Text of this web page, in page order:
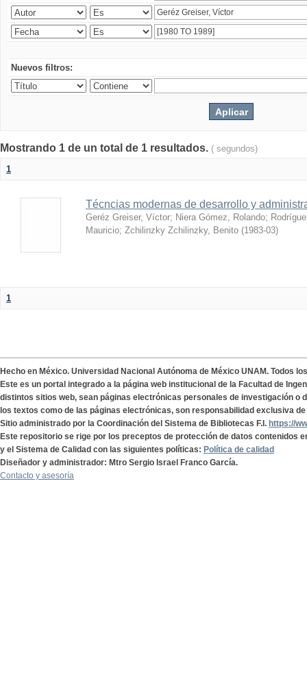
Nuevos filtros:
Mostrando 1 de un total de 1 resultados. ( segundos)
1
Técncias modernas de desarrollo y
Geréz Greiser, Víctor; Niera Gómez, Rolando;
Mauricio; Zchilinzky Zchilinzky, Benito (1983-03)
1
Hecho en México. Universidad Nacional Autónoma de México UNAM. Todos
Este es un portal integrado a la página web institucional de la Facultad de
distintos sitios web, sean páginas electrónicas personales de investigación o
los textos como de las páginas electrónicas, son responsabilidad exclusiva
Sitio administrado por la Coordinación del Sistema de Bibliotecas F.I. https://
Este repositorio se rige por los preceptos de protección de datos contenidos
y el Sistema de Calidad con las siguientes políticas: Política de calidad
Diseñador y administrador: Mtro Sergio Israel Franco García.
Contacto y asesoría